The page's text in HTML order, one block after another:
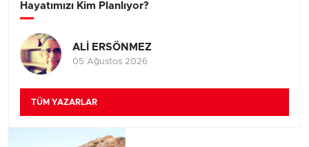
Hayatımızı Kim Planlıyor?
ALİ ERSÖNMEZ
05 Ağustos 2026
TÜM YAZARLAR